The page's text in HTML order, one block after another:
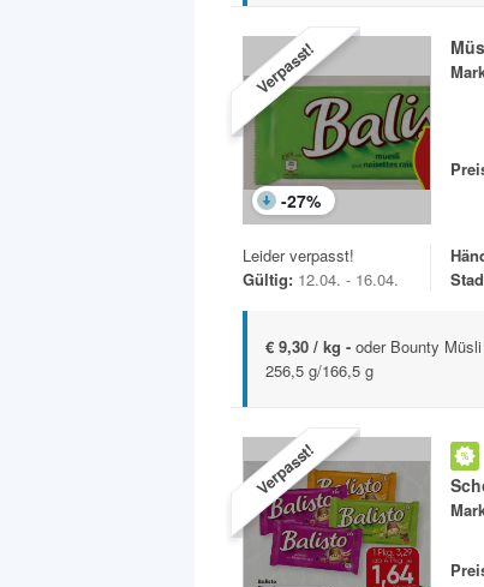
Verpasst!
-27%
Leider verpasst!
Gültig: 12.04. - 16.04.
€ 9,30 / kg - oder Bounty
256,5 g/166,5 g
Verpasst!